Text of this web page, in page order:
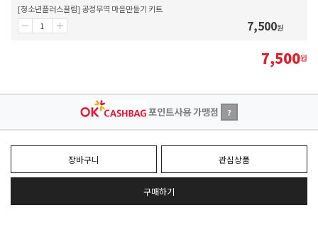
[청소년플러스끌림] 공정무역 마을만들기 키트
7,500원
7,500원
포인트사용 가맹점 ?
장바구니 관심상품
구매하기